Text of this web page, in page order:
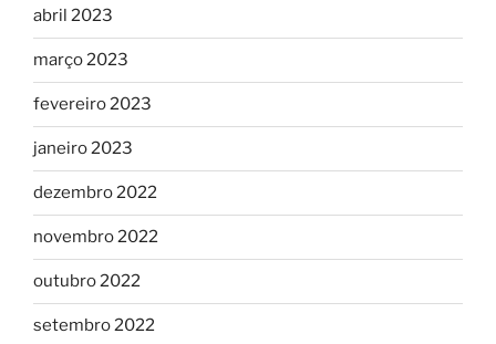
abril 2023
março 2023
fevereiro 2023
janeiro 2023
dezembro 2022
novembro 2022
outubro 2022
setembro 2022